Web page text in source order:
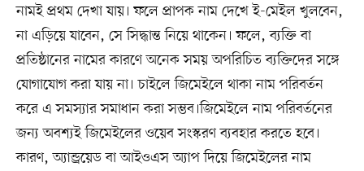
নামই প্রথম দেখা যায়। ফলে প্রাপক নাম দেখে ই-মেইল খুলবেন,
না এড়িয়ে যাবেন, সে সিদ্ধান্ত নিয়ে থাকেন। ফলে, ব্যক্তি বা
প্রতিষ্ঠানের নামের কারণে অনেক সময় অপরিচিত ব্যক্তিদের সঙ্গে
যোগাযোগ করা যায় না। চাইলে জিমেইলে থাকা নাম পরিবর্তন
করে এ সমস্যার সমাধান করা সম্ভব।জিমেইলে নাম পরিবর্তনের
জন্য অবশ্যই জিমেইলের ওয়েব সংস্করণ ব্যবহার করতে হবে।
কারণ, অ্যান্ড্রয়েড বা আইওএস অ্যাপ দিয়ে জিমেইলের নাম